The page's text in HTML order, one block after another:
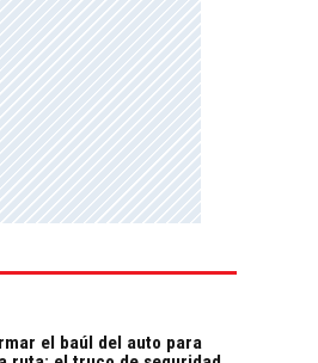
el baúl del auto para